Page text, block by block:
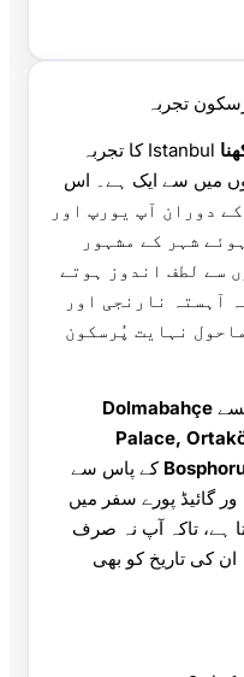
Istanbul کا تجربہ
میں سے ایک ہے۔ اس
دوران آپ یورپ اور
شہر کے مشہور
سے لطف اندوز ہوتے
آہستہ نارنجی اور
نہایت پُرسکون
Dolmabahçe
Palace,
کے پاس سے
گائیڈ پورے سفر میں
ہے، تاکہ آپ نہ صرف
کی تاریخ کو بھی